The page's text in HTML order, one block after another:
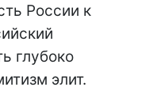
России к
глубоко
элит.